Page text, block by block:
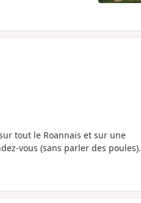
tout le Roannais et sur une
vous (sans parler des poules).